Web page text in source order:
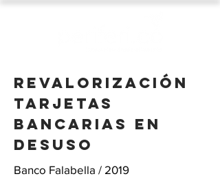
Revalorización
Tarjetas
bancarias en
desuso
Banco Falabella / 2019